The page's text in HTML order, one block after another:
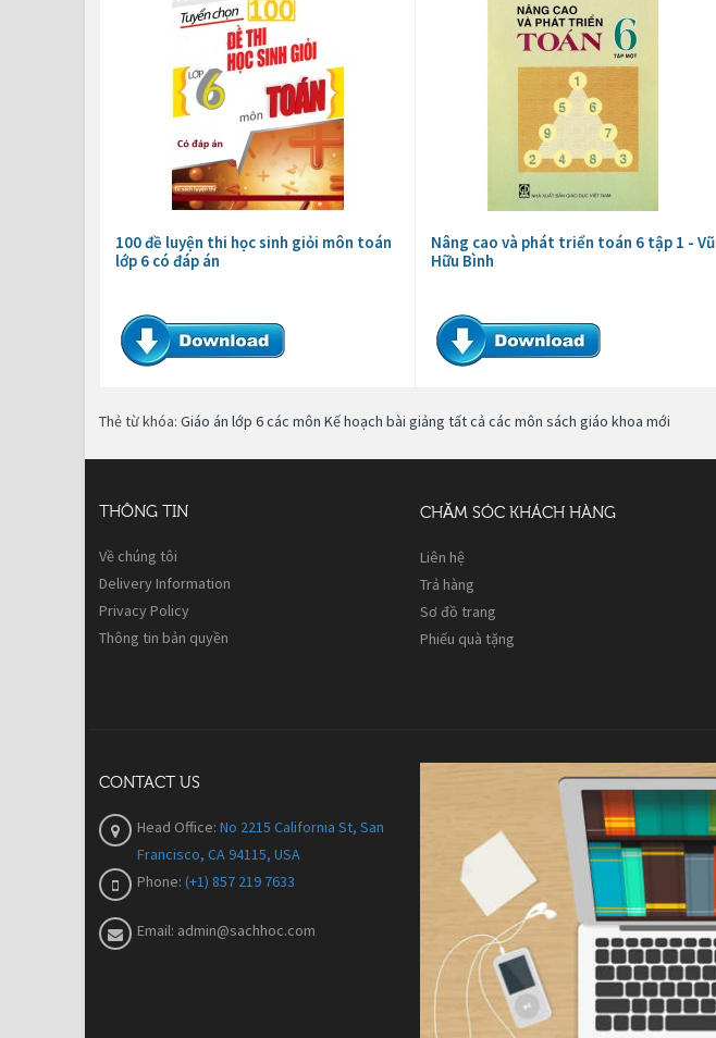
100 đề luyện thi học sinh giỏi môn toán
lớp 6 có đáp án
Nâng cao và phát triển toán 6 tập 1 - Vũ
Hữu Bình
Thẻ từ khóa: Giáo án lớp 6 các môn Kế hoạch bài giảng tất cả các môn sách giáo khoa mới
THÔNG TIN
Về chúng tôi
Delivery Information
Privacy Policy
Thông tin bản quyền
CHĂM SÓC KHÁCH HÀNG
Liên hệ
Trả hàng
Sơ đồ trang
Phiếu quà tặng
CONTACT US
Head Office: No 2215 California St, San
Francisco, CA 94115, USA
Phone: (+1) 857 219 7633
Email: admin@sachhoc.com